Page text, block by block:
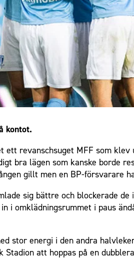
kontot.
revanschsuget MFF som
bra lägen som kanske
gillt men en BP-försvarare
sig bättre och blockerade
i omklädningsrummet i paus
stor energi i den andra
att hoppas på en